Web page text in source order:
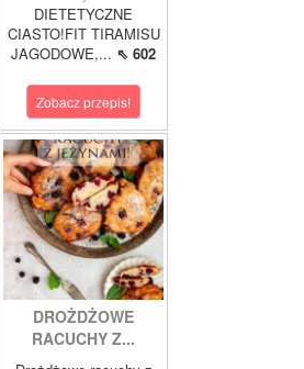
DIETETYCZNE
CIASTO!FIT TIRAMISU
JAGODOWE,... ⇖ 602
Zobacz przepis!
DROŻDŻOWE
RACUCHY Z...